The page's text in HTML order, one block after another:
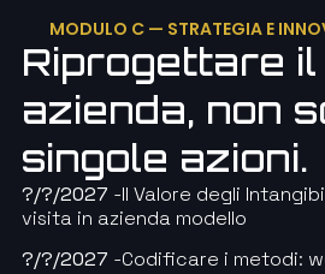
MODULO C — STRATEGIA E
Riprogettare
azienda, non
singole azioni.
?/?/2027 -Il Valore degli
visita in azienda modello
?/?/2027 -Codificare i metodi: